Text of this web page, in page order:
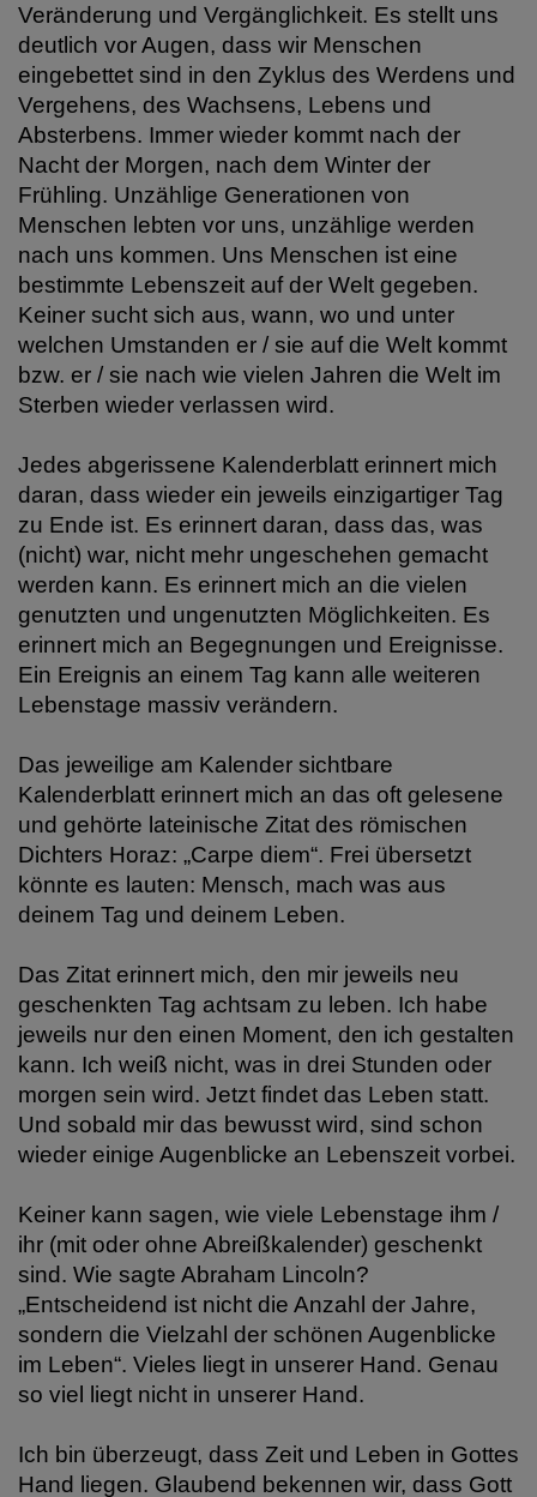
Veränderung und Vergänglichkeit. Es stellt uns
deutlich vor Augen, dass wir Menschen
eingebettet sind in den Zyklus des Werdens und
Vergehens, des Wachsens, Lebens und
Absterbens. Immer wieder kommt nach der
Nacht der Morgen, nach dem Winter der
Frühling. Unzählige Generationen von
Menschen lebten vor uns, unzählige werden
nach uns kommen. Uns Menschen ist eine
bestimmte Lebenszeit auf der Welt gegeben.
Keiner sucht sich aus, wann, wo und unter
welchen Umstanden er / sie auf die Welt kommt
bzw. er / sie nach wie vielen Jahren die Welt im
Sterben wieder verlassen wird.
Jedes abgerissene Kalenderblatt erinnert mich
daran, dass wieder ein jeweils einzigartiger Tag
zu Ende ist. Es erinnert daran, dass das, was
(nicht) war, nicht mehr ungeschehen gemacht
werden kann. Es erinnert mich an die vielen
genutzten und ungenutzten Möglichkeiten. Es
erinnert mich an Begegnungen und Ereignisse.
Ein Ereignis an einem Tag kann alle weiteren
Lebenstage massiv verändern.
Das jeweilige am Kalender sichtbare
Kalenderblatt erinnert mich an das oft gelesene
und gehörte lateinische Zitat des römischen
Dichters Horaz: „Carpe diem“. Frei übersetzt
könnte es lauten: Mensch, mach was aus
deinem Tag und deinem Leben.
Das Zitat erinnert mich, den mir jeweils neu
geschenkten Tag achtsam zu leben. Ich habe
jeweils nur den einen Moment, den ich gestalten
kann. Ich weiß nicht, was in drei Stunden oder
morgen sein wird. Jetzt findet das Leben statt.
Und sobald mir das bewusst wird, sind schon
wieder einige Augenblicke an Lebenszeit vorbei.
Keiner kann sagen, wie viele Lebenstage ihm /
ihr (mit oder ohne Abreißkalender) geschenkt
sind. Wie sagte Abraham Lincoln?
„Entscheidend ist nicht die Anzahl der Jahre,
sondern die Vielzahl der schönen Augenblicke
im Leben“. Vieles liegt in unserer Hand. Genau
so viel liegt nicht in unserer Hand.
Ich bin überzeugt, dass Zeit und Leben in Gottes
Hand liegen. Glaubend bekennen wir, dass Gott